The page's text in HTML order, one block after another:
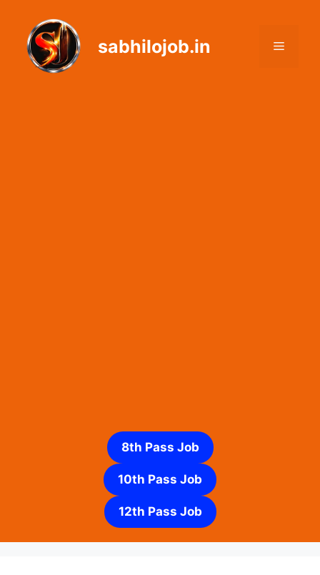
content
sabhilojob.in Menu
8th Pass Job
10th Pass Job
12th Pass Job